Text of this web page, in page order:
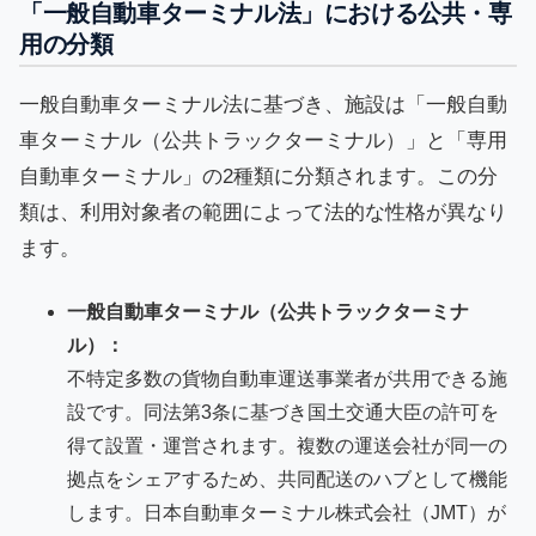
「一般自動車ターミナル法」における公共・専
用の分類
一般自動車ターミナル法に基づき、施設は「一般自動
車ターミナル（公共トラックターミナル）」と「専用
自動車ターミナル」の2種類に分類されます。この分
類は、利用対象者の範囲によって法的な性格が異なり
ます。
一般自動車ターミナル（公共トラックターミナ
ル）：
不特定多数の貨物自動車運送事業者が共用できる施
設です。同法第3条に基づき国土交通大臣の許可を
得て設置・運営されます。複数の運送会社が同一の
拠点をシェアするため、共同配送のハブとして機能
します。日本自動車ターミナル株式会社（JMT）が